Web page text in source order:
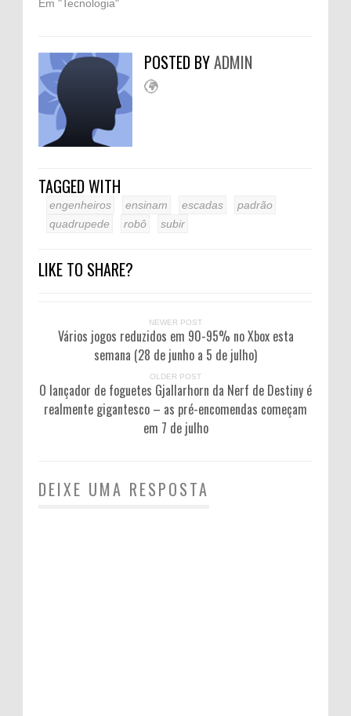
Em "Tecnologia"
POSTED BYADMIN
TAGGED WITH
engenheiros ensinam escadas
padrão
quadrupede
robô subir
LIKE TO SHARE?
NEWER POST
Vários jogos reduzidos em 90-95% no Xbox esta
semana (28 de junho a 5 de julho)
OLDER POST
O lançador de foguetes Gjallarhorn da Nerf de Destiny é
realmente gigantesco – as pré-encomendas começam
em 7 de julho
DEIXE UMA RESPOSTA